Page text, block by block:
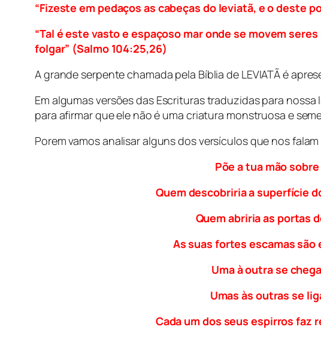
“Fizeste em pedaços as cabeças do leviatã, e o deste
“Tal é este vasto e espaçoso mar onde se movem
folgar” (Salmo 104:25,26)
A grande serpente chamada pela Bíblia de LEVIATÃ é
Em algumas versões das Escrituras traduzidas para
para afirmar que ele não é uma criatura monstruosa e
Porem vamos analisar alguns dos versículos que nos
Põe a tua mão
Quem descobriria a superfície
Quem abriria as portas
As suas fortes escamas
Uma à outra se
Umas às outras se
Cada um dos seus espirros faz